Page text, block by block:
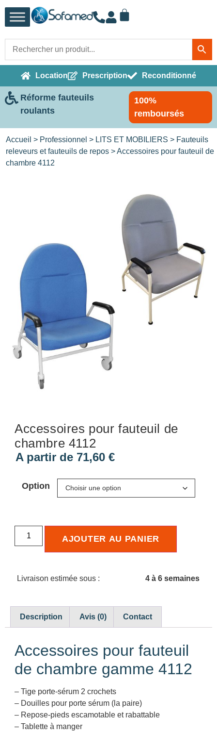
Location Prescription Reconditionné
Réforme fauteuils
roulants
100%
remboursés
Accueil > Professionnel > LITS ET MOBILIERS > Fauteuils
releveurs et fauteuils de repos > Accessoires pour fauteuil de
chambre 4112
Accessoires pour fauteuil de
chambre 4112
A partir de 71,60 €
Option
AJOUTER AU PANIER
Livraison estimée sous : 4 à 6 semaines
Description Avis (0) Contact
Accessoires pour fauteuil
de chambre gamme 4112
– Tige porte-sérum 2 crochets
– Douilles pour porte sérum (la paire)
– Repose-pieds escamotable et rabattable
– Tablette à manger